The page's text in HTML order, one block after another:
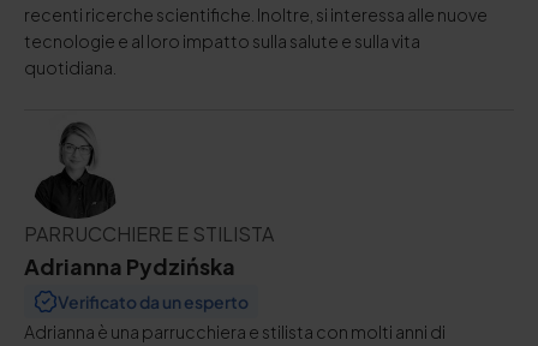
recenti ricerche scientifiche. Inoltre, si interessa alle nuove
tecnologie e al loro impatto sulla salute e sulla vita
quotidiana.
PARRUCCHIERE E STILISTA
Adrianna Pydzińska
Verificato da un esperto
Adrianna è una parrucchiera e stilista con molti anni di